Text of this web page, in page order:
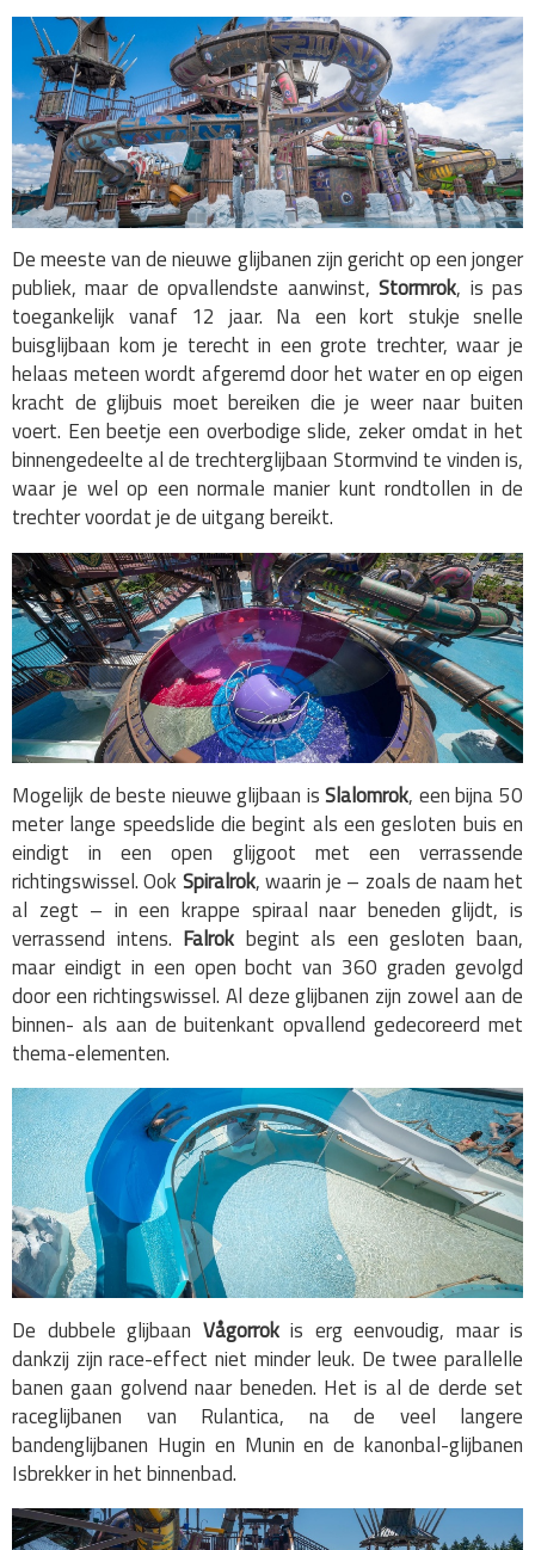
De meeste van de nieuwe glijbanen zijn gericht op een jonger
publiek, maar de opvallendste aanwinst,Stormrok, is pas
toegankelijk vanaf 12 jaar. Na een kort stukje snelle
buisglijbaan kom je terecht in een grote trechter, waar je
helaas meteen wordt afgeremd door het water en op eigen
kracht de glijbuis moet bereiken die je weer naar buiten
voert. Een beetje een overbodige slide, zeker omdat in het
binnengedeelte al de trechterglijbaan Stormvind te vinden is,
waar je wel op een normale manier kunt rondtollen in de
trechter voordat je de uitgang bereikt.
Mogelijk de beste nieuwe glijbaan isSlalomrok, een bijna 50
meter lange speedslide die begint als een gesloten buis en
eindigt in een open glijgoot met een verrassende
richtingswissel. Ook Spiralrok, waarin je – zoals de naam het
al zegt – in een krappe spiraal naar beneden glijdt, is
verrassend intens. Falrok begint als een gesloten baan,
maar eindigt in een open bocht van 360 graden gevolgd
door een richtingswissel. Al deze glijbanen zijn zowel aan de
binnen- als aan de buitenkant opvallend gedecoreerd met
thema-elementen.
De dubbele glijbaan Vågorrokis erg eenvoudig, maar is
dankzij zijn race-effect niet minder leuk. De twee parallelle
banen gaan golvend naar beneden. Het is al de derde set
raceglijbanen van Rulantica, na de veel langere
bandenglijbanen Hugin en Munin en de kanonbal-glijbanen
Isbrekker in het binnenbad.